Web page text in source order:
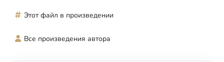
Этот файл в произведении
Все произведения автора